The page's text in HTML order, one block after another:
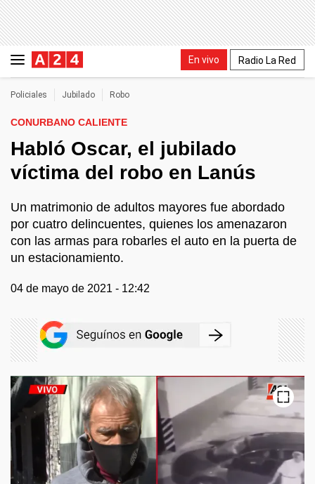
En vivo Radio La Red
Policiales Jubilado Robo
CONURBANO CALIENTE
Habló Oscar, el jubilado
víctima del robo en Lanús
Un matrimonio de adultos mayores fue abordado
por cuatro delincuentes, quienes los amenazaron
con las armas para robarles el auto en la puerta de
un estacionamiento.
04 de mayo de 2021 - 12:42